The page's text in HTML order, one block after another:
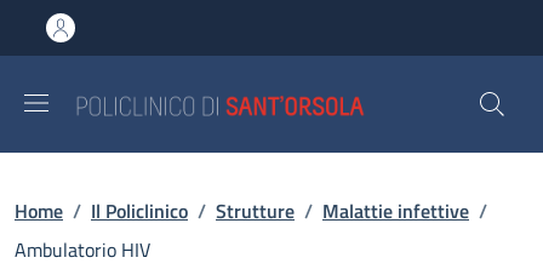
al contenuto principale
to footer content
Briciole di pane
Home / Il Policlinico / Strutture / Malattie infettive /
Ambulatorio HIV